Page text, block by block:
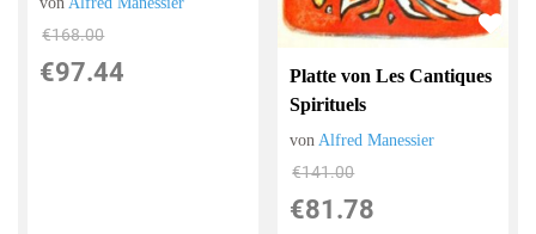
€168.00
€97.44
Platte von Les Cantiques
Spirituels
von Alfred Manessier
€141.00
€81.78